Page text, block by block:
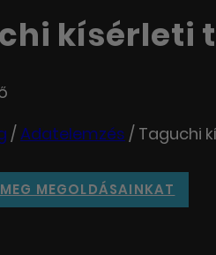
kísérleti
/ Adatelemzés / Taguchi
MEGOLDÁSAINKAT